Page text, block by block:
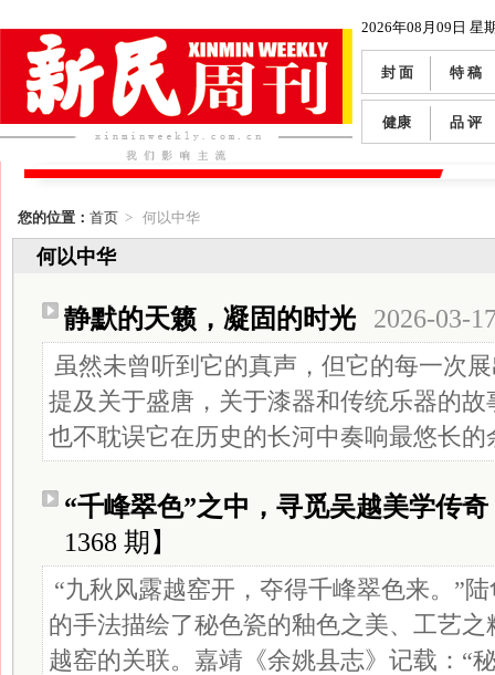
2026年08月09日 星
封 面 特 稿
健康 品 评
您的位置： 首页 > 何以中华
何以中华
静默的天籁，凝固的时光 2026-03-
虽然未曾听到它的真声，但它的每一次
提及关于盛唐，关于漆器和传统乐器的
也不耽误它在历史的长河中奏响最悠长的
“千峰翠色”之中，寻觅吴越美学传奇
1368 期】
“九秋风露越窑开，夺得千峰翠色来。”
的手法描绘了秘色瓷的釉色之美、工艺
越窑的关联。嘉靖《余姚县志》记载：“